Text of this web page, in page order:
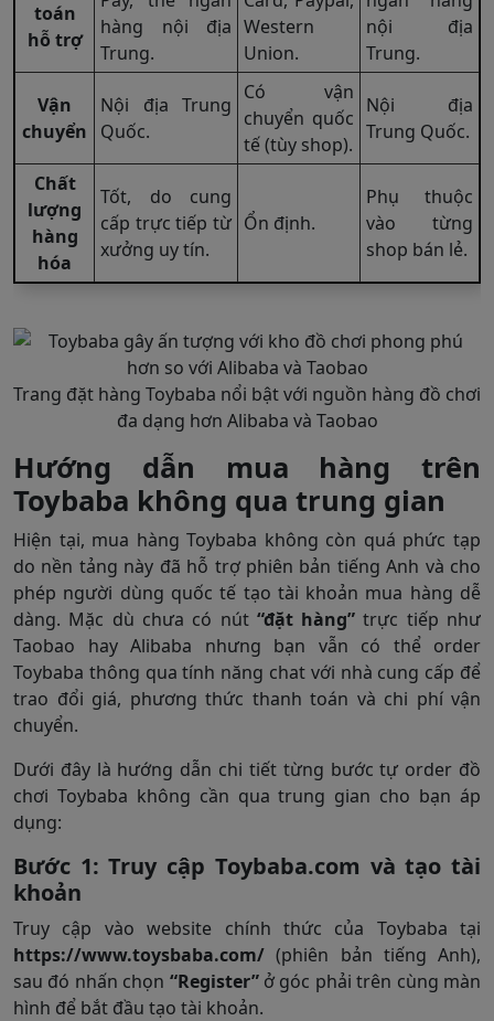
toán
hỗ trợ
hàng nội địa
Trung.
Western
Union.
nội địa
Trung.
Vận
chuyển
Nội địa Trung
Quốc.
Có vận
chuyển quốc
tế (tùy shop).
Nội địa
Trung Quốc.
Chất
lượng
hàng
hóa
Tốt, do cung
cấp trực tiếp từ
xưởng uy tín.
Ổn định.
Phụ thuộc
vào từng
shop bán lẻ.
Trang đặt hàng Toybaba nổi bật với nguồn hàng đồ chơi
đa dạng hơn Alibaba và Taobao
Hướng dẫn mua hàng trên
Toybaba không qua trung gian
Hiện tại, mua hàng Toybaba không còn quá phức tạp
do nền tảng này đã hỗ trợ phiên bản tiếng Anh và cho
phép người dùng quốc tế tạo tài khoản mua hàng dễ
dàng. Mặc dù chưa có nút “đặt hàng” trực tiếp như
Taobao hay Alibaba nhưng bạn vẫn có thể order
Toybaba thông qua tính năng chat với nhà cung cấp để
trao đổi giá, phương thức thanh toán và chi phí vận
chuyển.
Dưới đây là hướng dẫn chi tiết từng bước tự order đồ
chơi Toybaba không cần qua trung gian cho bạn áp
dụng:
Bước 1: Truy cập Toybaba.com và tạo tài
khoản
Truy cập vào website chính thức của Toybaba tại
https://www.toysbaba.com/ (phiên bản tiếng Anh),
sau đó nhấn chọn “Register”ở góc phải trên cùng màn
hình để bắt đầu tạo tài khoản.